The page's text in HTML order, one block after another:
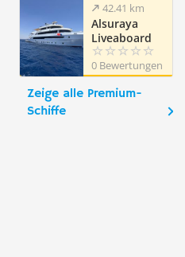
42.41 km
Alsuraya
Liveaboard
0 Bewertungen
Zeige alle Premium-
Schiffe